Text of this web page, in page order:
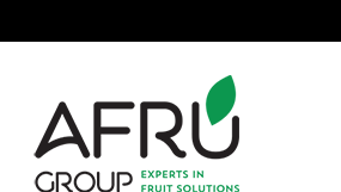
to
content